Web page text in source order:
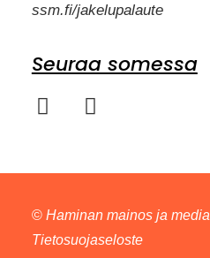
ssm.fi/jakelupalaute
Seuraa somessa
© Haminan mainos ja
Tietosuojaseloste